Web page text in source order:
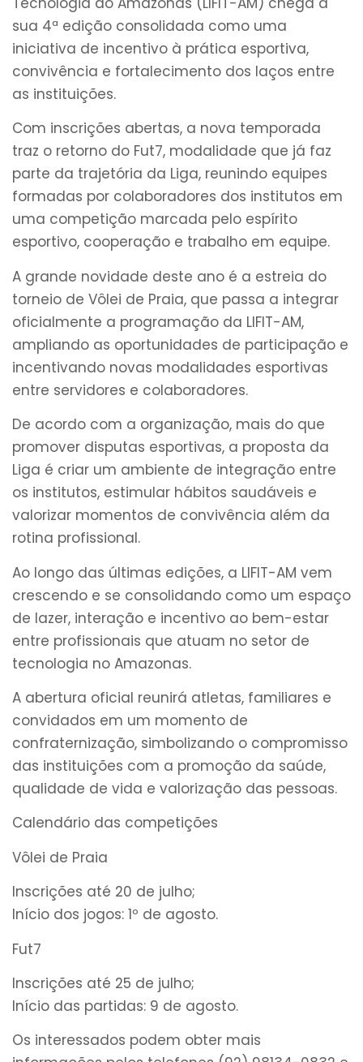
sua 4ª edição consolidada como uma
iniciativa de incentivo à prática esportiva,
convivência e fortalecimento dos laços entre
as instituições.
Com inscrições abertas, a nova temporada
traz o retorno do Fut7, modalidade que já faz
parte da trajetória da Liga, reunindo equipes
formadas por colaboradores dos institutos em
uma competição marcada pelo espírito
esportivo, cooperação e trabalho em equipe.
A grande novidade deste ano é a estreia do
torneio de Vôlei de Praia, que passa a integrar
oficialmente a programação da LIFIT-AM,
ampliando as oportunidades de participação e
incentivando novas modalidades esportivas
entre servidores e colaboradores.
De acordo com a organização, mais do que
promover disputas esportivas, a proposta da
Liga é criar um ambiente de integração entre
os institutos, estimular hábitos saudáveis e
valorizar momentos de convivência além da
rotina profissional.
Ao longo das últimas edições, a LIFIT-AM vem
crescendo e se consolidando como um espaço
de lazer, interação e incentivo ao bem-estar
entre profissionais que atuam no setor de
tecnologia no Amazonas.
A abertura oficial reunirá atletas, familiares e
convidados em um momento de
confraternização, simbolizando o compromisso
das instituições com a promoção da saúde,
qualidade de vida e valorização das pessoas.
Calendário das competições
Vôlei de Praia
Inscrições até 20 de julho;
Início dos jogos: 1º de agosto.
Fut7
Inscrições até 25 de julho;
Início das partidas: 9 de agosto.
Os interessados podem obter mais